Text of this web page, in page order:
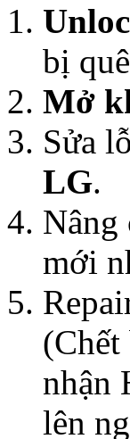
bị
Mở
Sửa
LG.
Nâng
mới
nhận
lên